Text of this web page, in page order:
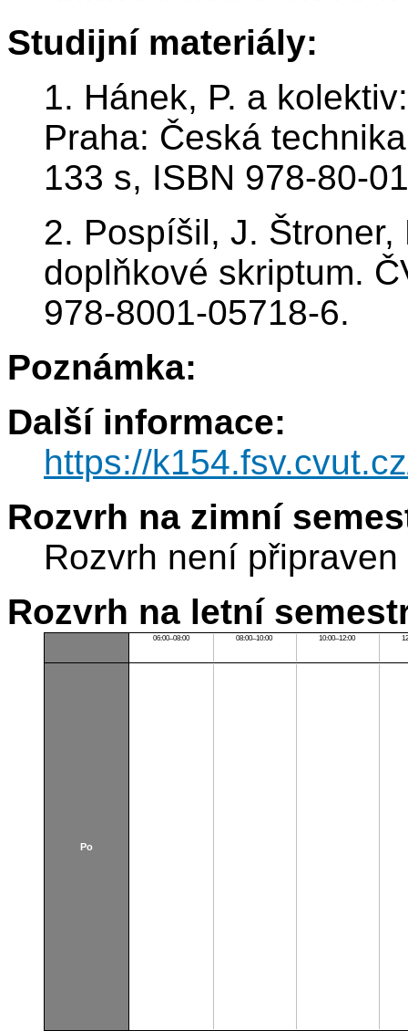
Studijní materiály:
1. Hánek, P. a
Praha: Česká
133 s, ISBN 978-80-
2. Pospíšil, J.
doplňkové skriptum.
978-8001-05718-6.
Poznámka:
Další informace:
https://
Rozvrh na zimní
Rozvrh není připraven
Rozvrh na letní
06:00–08:00 08:00–10:00 10:00–12:00
Po